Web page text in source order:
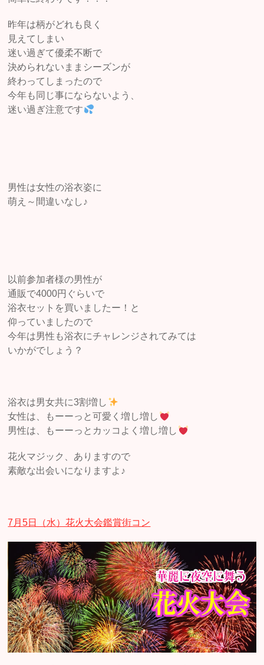
昨年は柄がどれも良く
見えてしまい
迷い過ぎて優柔不断で
決められないままシーズンが
終わってしまったので
今年も同じ事にならないよう、
迷い過ぎ注意です
男性は女性の浴衣姿に
萌え～間違いなし♪
以前参加者様の男性が
通販で4000円ぐらいで
浴衣セットを買いましたー！と
仰っていましたので
今年は男性も浴衣にチャレンジされてみては
いかがでしょう？
浴衣は男女共に3割増し
女性は、もーーっと可愛く増し増し
男性は、もーーっとカッコよく増し増し
花火マジック、ありますので
素敵な出会いになりますよ♪
7月5日（水）花火大会鑑賞街コン